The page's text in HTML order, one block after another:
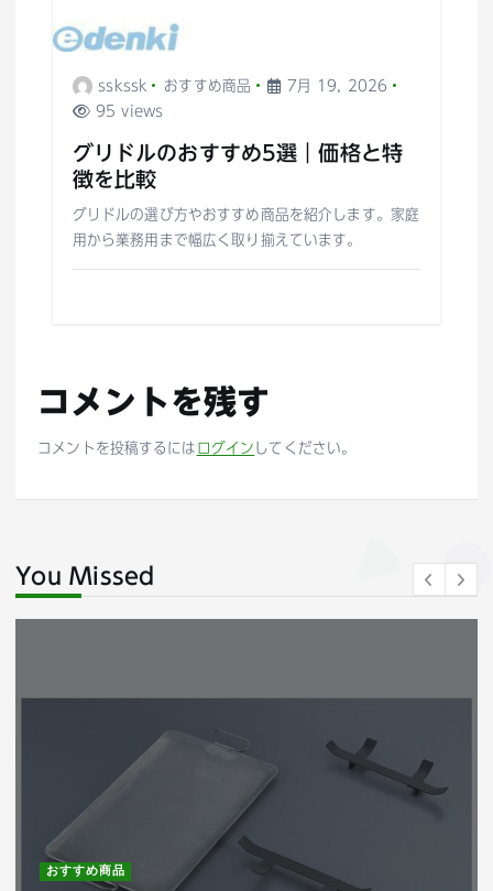
sskssk おすすめ商品
7月 19, 2026
95 views
グリドルのおすすめ5選｜価格と特
徴を比較
グリドルの選び方やおすすめ商品を紹介します。家庭
用から業務用まで幅広く取り揃えています。
コメントを残す
コメントを投稿するには ログイン してください。
You Missed
おすすめ商品